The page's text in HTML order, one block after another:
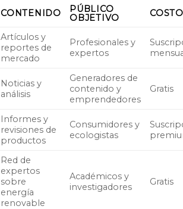
CONTENIDO
PÚBLICO
OBJETIVO
COSTO
Artículos y
reportes de
mercado
Profesionales y
expertos
Noticias y
análisis
Generadores de
contenido y
emprendedores
Gratis
Informes y
revisiones de
productos
Consumidores y
ecologistas
Red de
expertos
sobre
energía
renovable
Académicos y
investigadores
Gratis